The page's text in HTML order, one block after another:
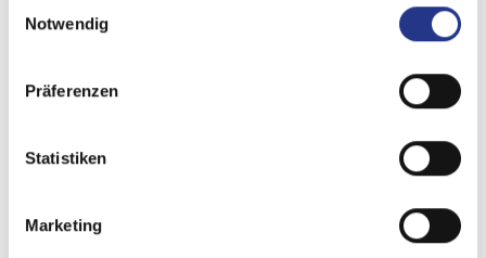
Notwendig
Präferenzen
Statistiken
Marketing